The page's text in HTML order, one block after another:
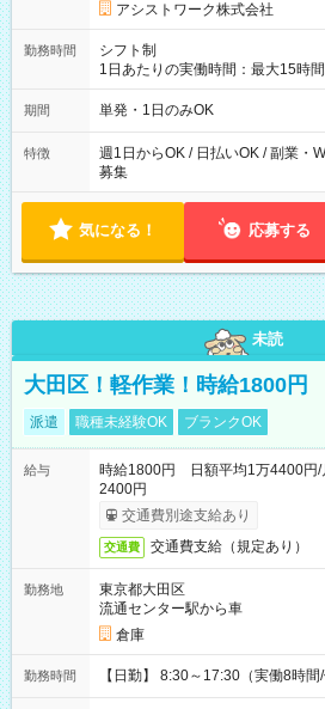
アシストワーク株式会社
勤務時間
シフト制
1日あたりの実働時間：最大15時
勤務 勤務：月・水・金 休み：火・木・土・日
可能です！ ※1日あたりの最大実働時間は日勤、夜勤共に勤務し
期間 単発・1日のみOK
特徴
週1日からOK / 日払いOK / 副業・
募集
気になる！ 応募する
未読
大田区！軽作業！時給1800円
派遣 職種未経験OK ブランクOK
給与
時給1800円 日額平均1万4400円/
2400円
交通費別途支給あり
交通費 交通費支給（規定あり）
勤務地
東京都大田区
流通センター駅から車
倉庫
勤務時間 【日勤】 8:30～17:30（実働8時間/